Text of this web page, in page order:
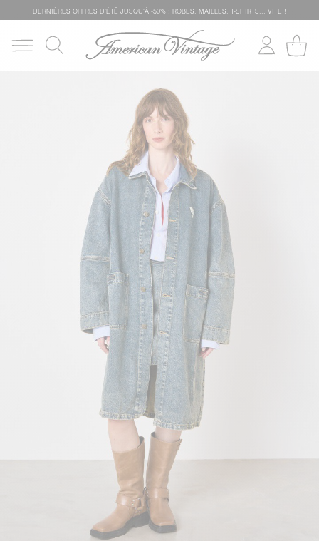
DERNIÈRES OFFRES D'ÉTÊ JUSQU'À -50% : ROBES, MAILLES, T-SHIRTS... VITE !